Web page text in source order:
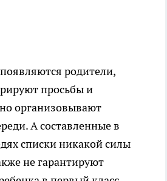
родители,
просьбы и
организовывают
А составленные в
списки никакой силы
не гарантируют